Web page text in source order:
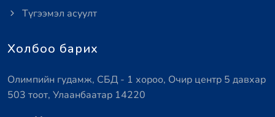
Түгээмэл асуулт
Холбоо барих
Олимпийн гудамж, СБД - 1 хороо, Очир центр 5 давхар
503 тоот, Улаанбаатар 14220